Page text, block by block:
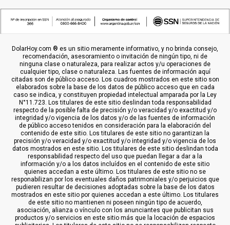
DolarHoy.com ® es un sitio meramente informativo, y no brinda consejo,
recomendación, asesoramiento o invitación de ningún tipo, ni de
ninguna clase o naturaleza, para realizar actos y/u operaciones de
cualquier tipo, clase o naturaleza. Las fuentes de información aquí
citadas son de público acceso. Los cuadros mostrados en este sitio son
elaborados sobre la base de los datos de público acceso que en cada
caso se indica, y constituyen propiedad intelectual amparada por la Ley
N°11.723. Los titulares de este sitio deslindan toda responsabilidad
respecto de la posible falta de precisión y/o veracidad y/o exactitud y/o
integridad y/o vigencia de los datos y/o de las fuentes de información
de público acceso tenidos en consideración para la elaboración del
contenido de este sitio. Los titulares de este sitio no garantizan la
precisión y/o veracidad y/o exactitud y/o integridad y/o vigencia de los
datos mostrados en este sitio. Los titulares de este sitio deslindan toda
responsabilidad respecto del uso que puedan llegar a dar a la
información y/o a los datos incluídos en el contenido de este sitio
quienes accedan a este último. Los titulares de este sitio no se
responabilizan por los eventuales daños patrimoniales y/o perjuicios que
pudieren resultar de decisiones adoptadas sobre la base de los datos
mostrados en este sitio por quienes accedan a este último. Los titulares
de este sitio no mantienen ni poseen ningún tipo de acuerdo,
asociación, alianza o vínculo con los anunciantes que publicitan sus
productos y/o servicios en este sitio más que la locación de espacios